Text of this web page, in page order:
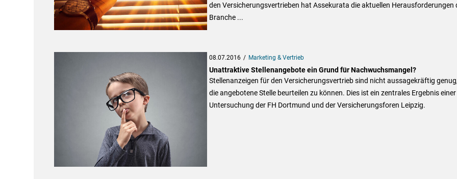
den Versicherungsvertrieben hat Assekurata die aktuellen Herausforderungen
Branche ...
08.07.2016 Marketing & Vertrieb
Unattraktive Stellenangebote ein Grund für Nachwuchsmangel?
Stellenanzeigen für den Versicherungsvertrieb sind nicht aussagekräftig
die angebotene Stelle beurteilen zu können. Dies ist ein zentrales Ergebnis einer
Untersuchung der FH Dortmund und der Versicherungsforen Leipzig.